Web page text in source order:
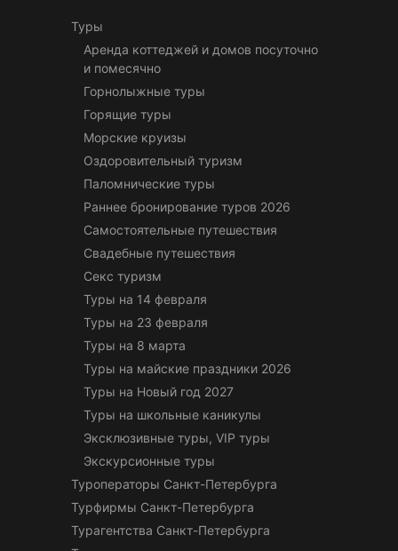
Туры
Аренда коттеджей и домов посуточно
и помесячно
Горнолыжные туры
Горящие туры
Морские круизы
Оздоровительный туризм
Паломнические туры
Раннее бронирование туров 2026
Самостоятельные путешествия
Свадебные путешествия
Секс туризм
Туры на 14 февраля
Туры на 23 февраля
Туры на 8 марта
Туры на майские праздники 2026
Туры на Новый год 2027
Туры на школьные каникулы
Эксклюзивные туры, VIP туры
Экскурсионные туры
Туроператоры Санкт-Петербурга
Турфирмы Санкт-Петербурга
Турагентства Санкт-Петербурга